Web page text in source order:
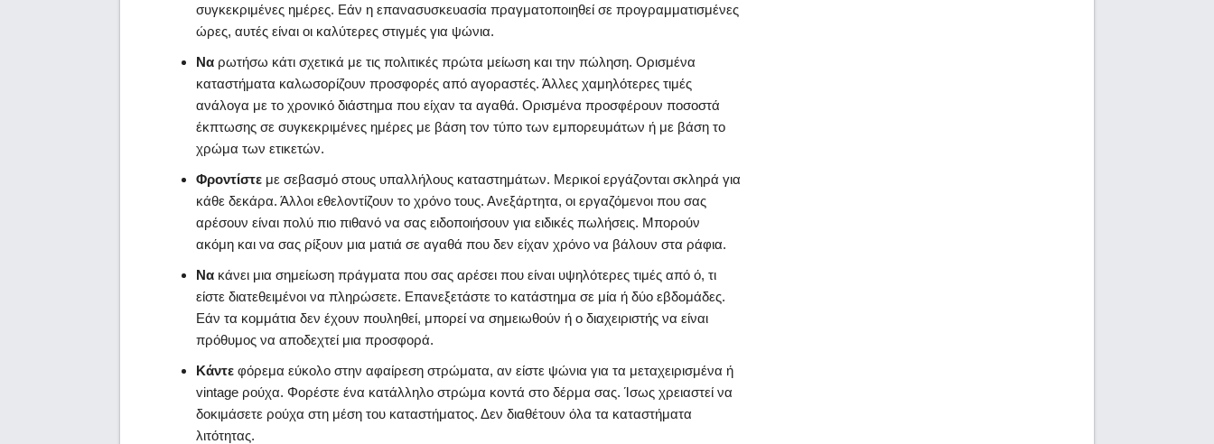
συγκεκριμένες ημέρες. Εάν η επανασυσκευασία πραγματοποιηθεί σε προγραμματισμένες
ώρες, αυτές είναι οι καλύτερες στιγμές για ψώνια.
Να ρωτήσω κάτι σχετικά με τις πολιτικές πρώτα μείωση και την πώληση. Ορισμένα
καταστήματα καλωσορίζουν προσφορές από αγοραστές. Άλλες χαμηλότερες τιμές
ανάλογα με το χρονικό διάστημα που είχαν τα αγαθά. Ορισμένα προσφέρουν ποσοστά
έκπτωσης σε συγκεκριμένες ημέρες με βάση τον τύπο των εμπορευμάτων ή με βάση το
χρώμα των ετικετών.
Φροντίστε με σεβασμό στους υπαλλήλους καταστημάτων. Μερικοί εργάζονται σκληρά για
κάθε δεκάρα. Άλλοι εθελοντίζουν το χρόνο τους. Ανεξάρτητα, οι εργαζόμενοι που σας
αρέσουν είναι πολύ πιο πιθανό να σας ειδοποιήσουν για ειδικές πωλήσεις. Μπορούν
ακόμη και να σας ρίξουν μια ματιά σε αγαθά που δεν είχαν χρόνο να βάλουν στα ράφια.
Να κάνει μια σημείωση πράγματα που σας αρέσει που είναι υψηλότερες τιμές από ό, τι
είστε διατεθειμένοι να πληρώσετε. Επανεξετάστε το κατάστημα σε μία ή δύο εβδομάδες.
Εάν τα κομμάτια δεν έχουν πουληθεί, μπορεί να σημειωθούν ή ο διαχειριστής να είναι
πρόθυμος να αποδεχτεί μια προσφορά.
Κάντε φόρεμα εύκολο στην αφαίρεση στρώματα, αν είστε ψώνια για τα μεταχειρισμένα ή
vintage ρούχα. Φορέστε ένα κατάλληλο στρώμα κοντά στο δέρμα σας. Ίσως χρειαστεί να
δοκιμάσετε ρούχα στη μέση του καταστήματος. Δεν διαθέτουν όλα τα καταστήματα
λιτότητας.